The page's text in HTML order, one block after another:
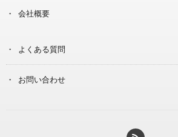
会社概要
よくある質問
お問い合わせ